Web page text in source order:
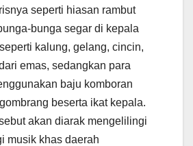
seperti hiasan rambut
bunga segar di kepala
kalung, gelang, cincin,
emas, sedangkan para
baju komboran
beserta ikat kepala.
akan diarak mengelilingi
musik khas daerah